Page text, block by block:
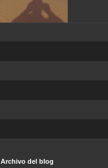
Archivo del blog